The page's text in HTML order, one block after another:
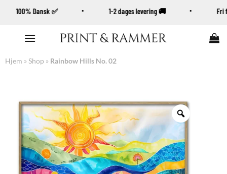
100% Dansk ✅ 1-2 dages levering 🚚
indhold
Hjem »Shop » Rainbow Hills No. 02
Zoom